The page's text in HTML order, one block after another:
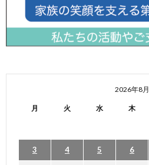
2026年8月
月 火 水 木
3 4 5 6